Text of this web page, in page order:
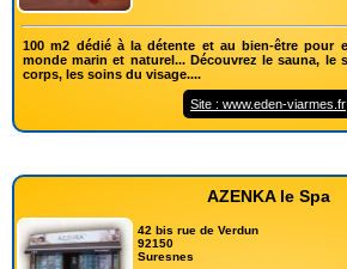
100 m2 dédié à la détente et au bien-être pour
monde marin et naturel... Découvrez le sauna, le
corps, les soins du visage....
Site : www.eden-viarmes.fr
AZENKA le Spa
42 bis rue de Verdun
92150
Suresnes